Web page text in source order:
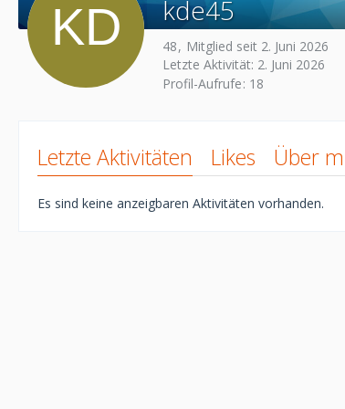
kde45
48
Mitglied seit 2. Juni 2026
Letzte Aktivität: 2. Juni 2026
Profil-Aufrufe 18
Letzte Aktivitäten Likes Über
Es sind keine anzeigbaren Aktivitäten vorhanden.